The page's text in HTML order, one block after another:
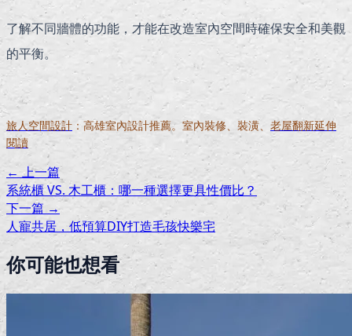
了解不同牆體的功能，才能在改造室內空間時確保安全和美觀
的平衡。
旅人空間設計 ：高雄室內設計推薦。室內裝修、裝潢、 老屋翻新延伸
閱讀
← 上一篇
系統櫃 VS. 木工櫃：哪一種選擇更具性價比？
下一篇 →
人寵共居，低預算DIY打造毛孩快樂宅
你可能也想看